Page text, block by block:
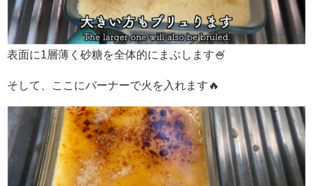
表面に1層薄く砂糖を全体的にまぶします🍧
そして、ここにバーナーで火を入れます🔥